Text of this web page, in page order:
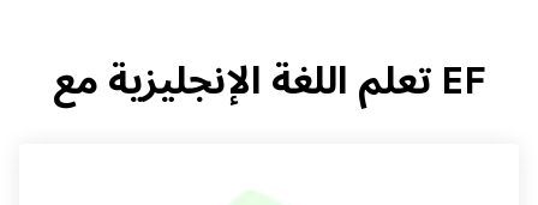
EF تعلم اللغة الإنجليزية مع